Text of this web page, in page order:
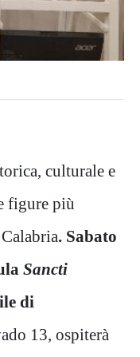
culturale e
figure più
. Sabato
Sancti
di
13, ospiterà